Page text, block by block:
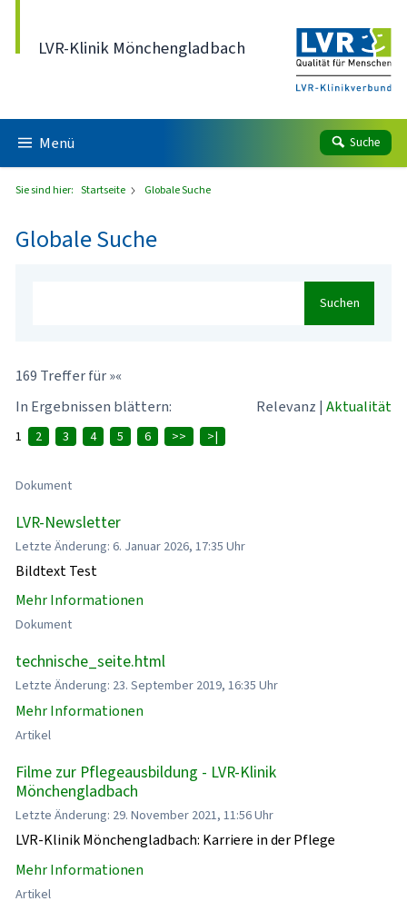
LVR-Klinik Mönchengladbach
Menü Suche
Sie sind hier: Startseite Globale Suche
Globale Suche
Suchen
169 Treffer für »«
In Ergebnissen blättern:
Relevanz | Aktualität
1 2 3 4 5 6 >> >|
Dokument
LVR-Newsletter
Letzte Änderung: 6. Januar 2026, 17:35 Uhr
Bildtext Test
Mehr Informationen
Dokument
technische_seite.html
Letzte Änderung: 23. September 2019, 16:35 Uhr
Mehr Informationen
Artikel
Filme zur Pflegeausbildung - LVR-Klinik
Mönchengladbach
Letzte Änderung: 29. November 2021, 11:56 Uhr
LVR-Klinik Mönchengladbach: Karriere in der Pflege
Mehr Informationen
Artikel